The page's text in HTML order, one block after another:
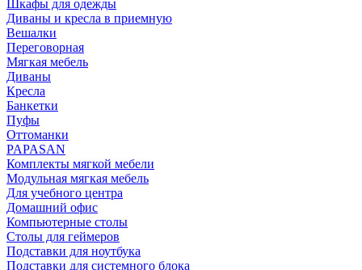
Шкафы для одежды
Диваны и кресла в приемную
Вешалки
Переговорная
Мягкая мебель
Диваны
Кресла
Банкетки
Пуфы
Оттоманки
PAPASAN
Комплекты мягкой мебели
Модульная мягкая мебель
Для учебного центра
Домашний офис
Компьютерные столы
Столы для геймеров
Подставки для ноутбука
Подставки для системного блока